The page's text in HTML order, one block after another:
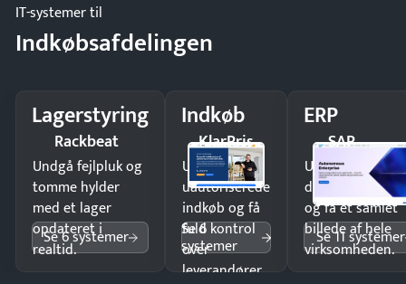
IT-systemer til
Indkøbsafdelingen
Lagerstyring
Rackbeat
Undgå fejlpluk og
tomme hylder
med et lager
opdateret i
realtid.
Se 6 systemer
Indkøb
KlarPris
Undgå
uautoriserede
indkøb og få
fuld kontrol
over
leverandører
Se 6
systemer
ERP
SAP
Undgå
og få ét samlet
billede af hele
virksomheden.
Se 11 systemer